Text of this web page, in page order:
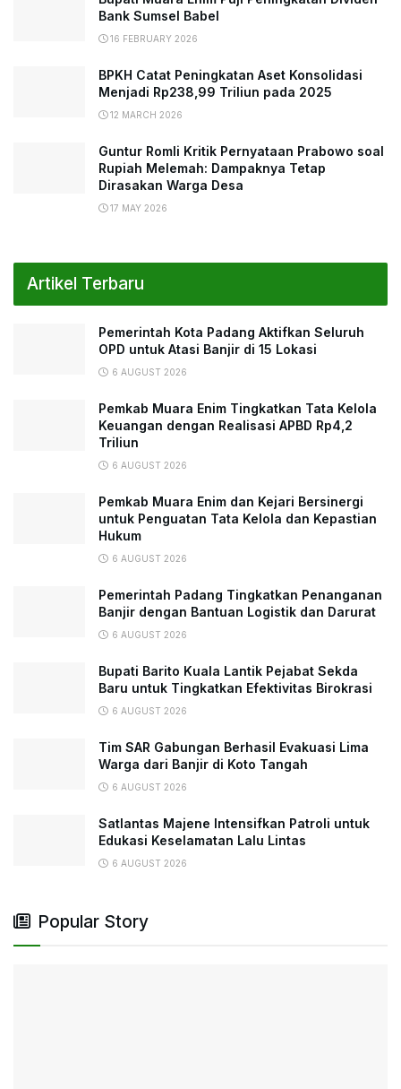
Bank Sumsel Babel
16 FEBRUARY 2026
BPKH Catat Peningkatan Aset Konsolidasi
Menjadi Rp238,99 Triliun pada 2025
12 MARCH 2026
Guntur Romli Kritik Pernyataan Prabowo soal
Rupiah Melemah: Dampaknya Tetap
Dirasakan Warga Desa
17 MAY 2026
Artikel Terbaru
Pemerintah Kota Padang Aktifkan Seluruh
OPD untuk Atasi Banjir di 15 Lokasi
6 AUGUST 2026
Pemkab Muara Enim Tingkatkan Tata Kelola
Keuangan dengan Realisasi APBD Rp4,2
Triliun
6 AUGUST 2026
Pemkab Muara Enim dan Kejari Bersinergi
untuk Penguatan Tata Kelola dan Kepastian
Hukum
6 AUGUST 2026
Pemerintah Padang Tingkatkan Penanganan
Banjir dengan Bantuan Logistik dan Darurat
6 AUGUST 2026
Bupati Barito Kuala Lantik Pejabat Sekda
Baru untuk Tingkatkan Efektivitas Birokrasi
6 AUGUST 2026
Tim SAR Gabungan Berhasil Evakuasi Lima
Warga dari Banjir di Koto Tangah
6 AUGUST 2026
Satlantas Majene Intensifkan Patroli untuk
Edukasi Keselamatan Lalu Lintas
6 AUGUST 2026
Popular Story